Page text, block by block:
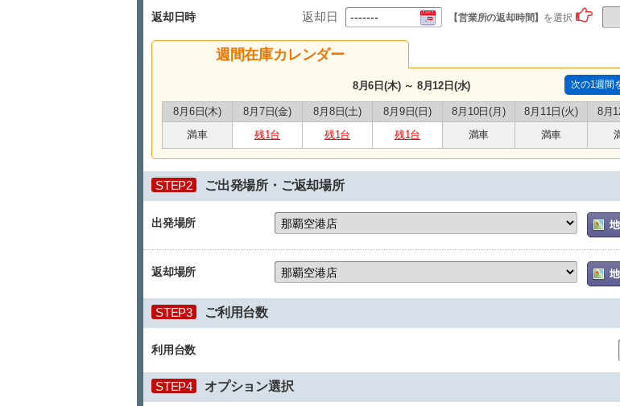
（公式LINE登録のお願い）
当日スムーズにご案内を行うた
公式LINE登録の際に下記情報をメ
・お名前（フルネーム） ・
・ご予約車種
当日のご連絡は、公式LINEを使用
※公式LINEのご利用が難しい場
状況により、別の方法をご案内い
【注意事項】※必ずご確認くださ
・那覇空港送迎プランは、完全
送迎枠には限りがあり、先着順
・ご返却は、フライト時間の２時
・原則、当日の送迎時間変更
・送迎プランは前日の１９時ま
・当日の交通状況や諸事情、
ます。
その際は店舗からご連絡させてい
※お客様の到着時間によっては、
※交通状況等により、多少前後す
※近隣施設から店舗へ直接お越し
０円）を行っております。その
安心して沖縄ドライブをスター
返却日時 返却日 【営業所の返却時間】 を選択
週間在庫カレンダー
次の1週間
8月6日(木) ～ 8月12日(水)
8月6日(木) 8月7日(金) 8月8日(土) 8月9日(日) 8月10日(月) 8月11日(火)
8月
満車
残1台 残1台 残1台 満車 満車
STEP2 ご出発場所・ご返却場所
出発場所
返却場所
STEP3 ご利用台数
利用台数
STEP4 オプション選択